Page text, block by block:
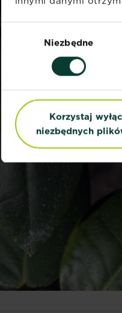
Wybór
Niezbędne
Korzystaj
niezbędnych